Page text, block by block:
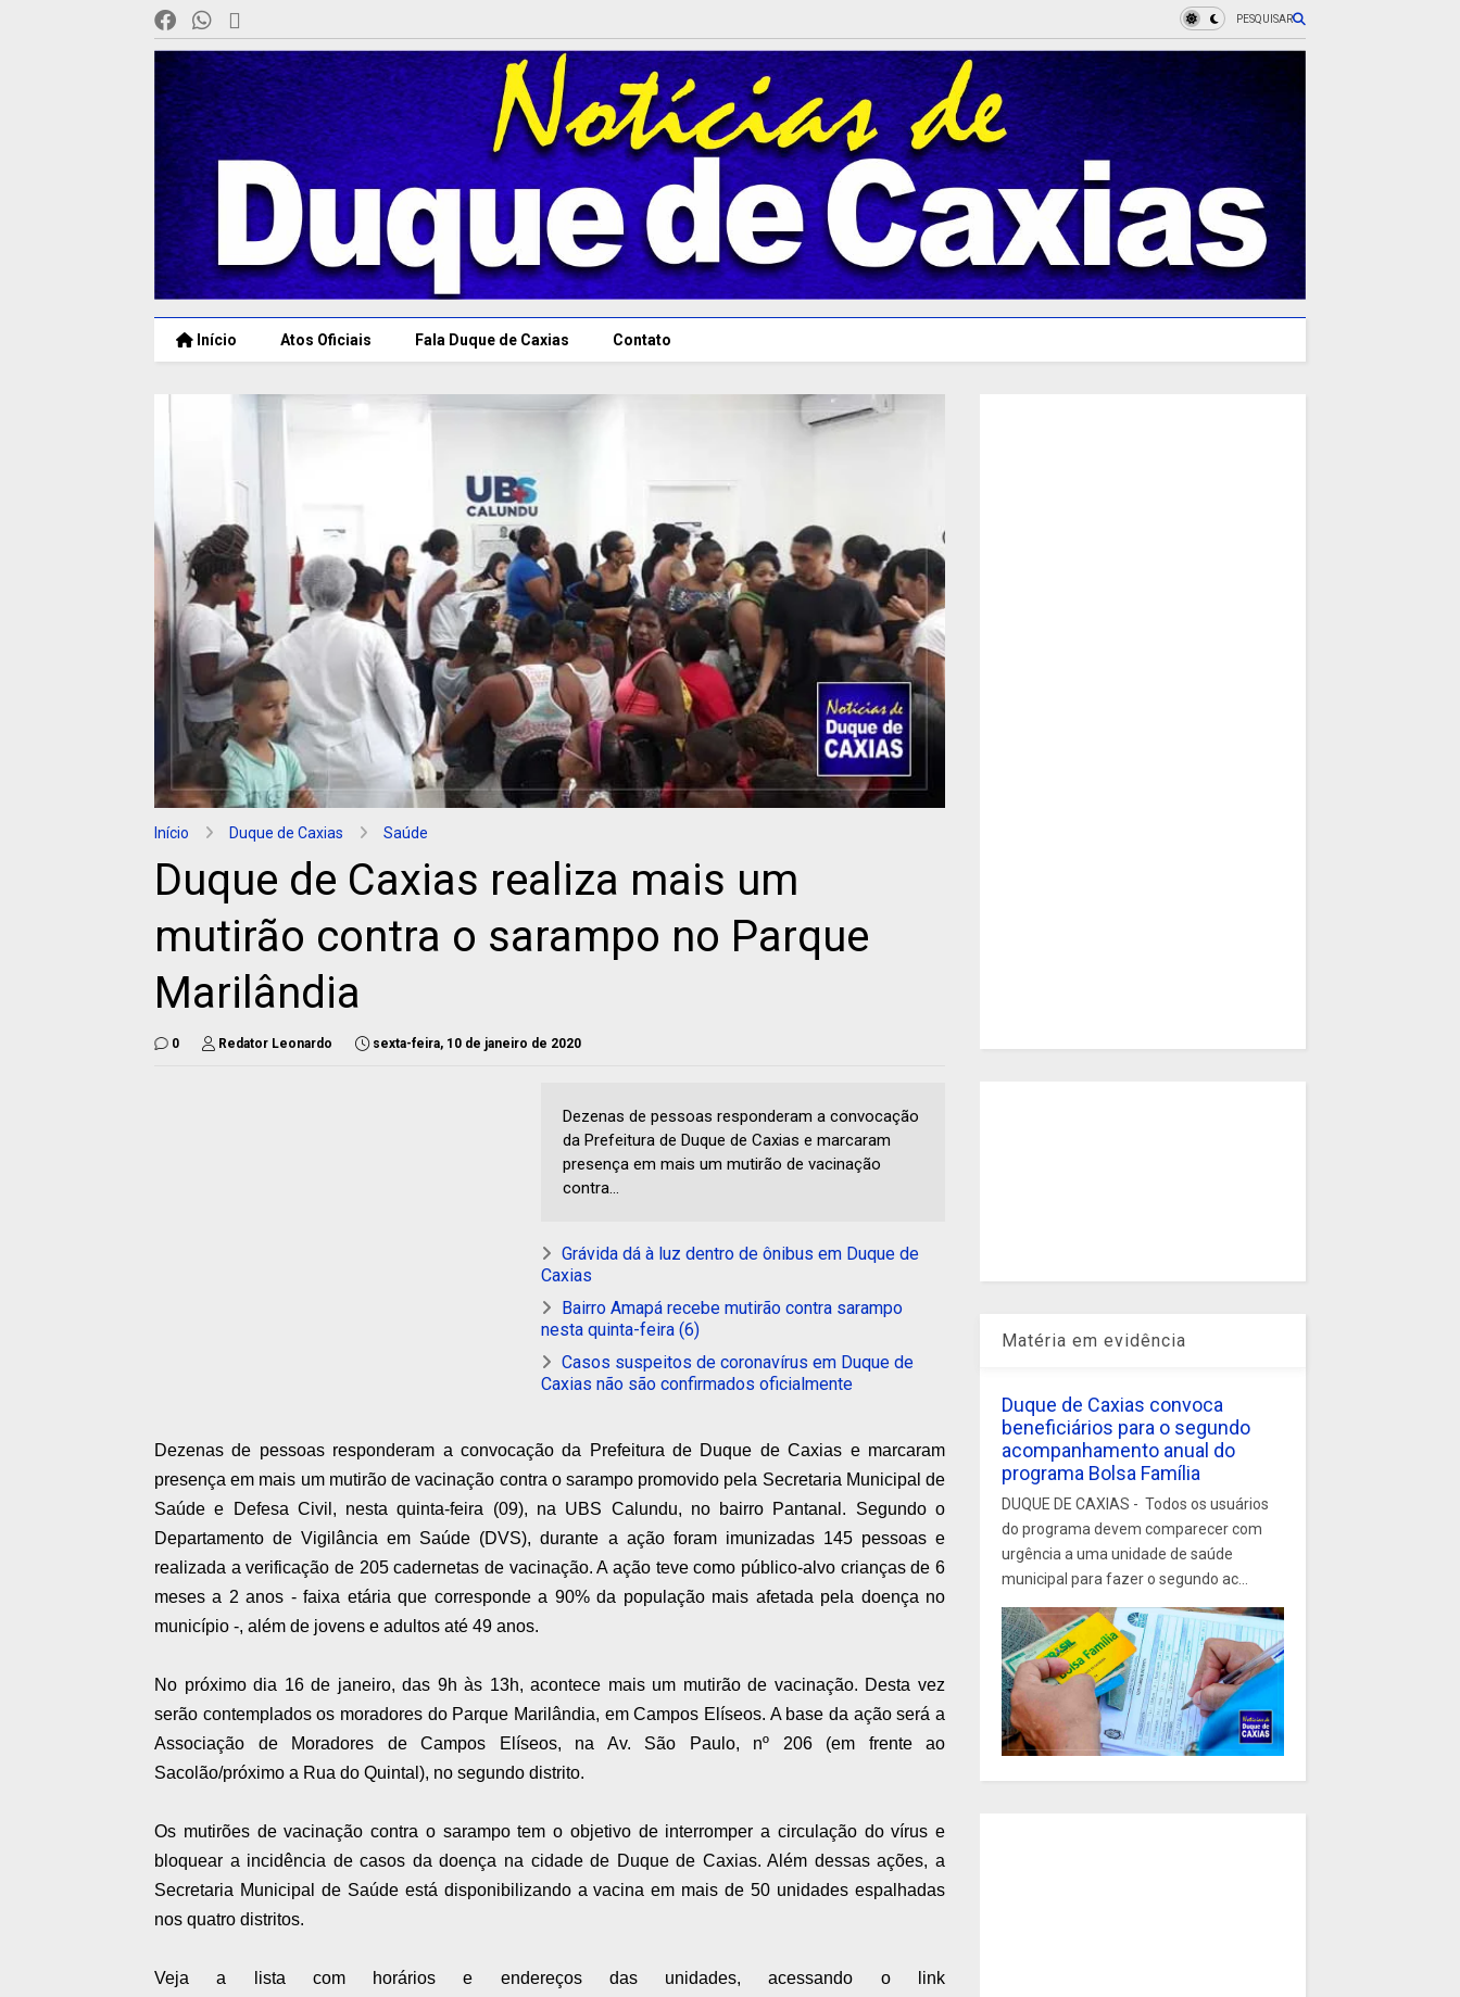
PESQUISAR
Início Atos Oficiais Fala Duque de Caxias Contato
Início Duque de Caxias Saúde
Duque de Caxias realiza mais um
mutirão contra o sarampo no Parque
Marilândia
0 Redator Leonardo sexta-feira, 10 de janeiro de 2020
Dezenas de pessoas responderam a convocação
da Prefeitura de Duque de Caxias e marcaram
presença em mais um mutirão de vacinação
contra...
Grávida dá à luz dentro de ônibus em Duque de
Caxias
Bairro Amapá recebe mutirão contra sarampo
nesta quinta-feira (6)
Casos suspeitos de coronavírus em Duque de
Caxias não são confirmados oficialmente
Dezenas de pessoas responderam a convocação da Prefeitura de Duque de Caxias e marcaram
presença em mais um mutirão de vacinação contra o sarampo promovido pela Secretaria Municipal de
Saúde e Defesa Civil, nesta quinta-feira (09), na UBS Calundu, no bairro Pantanal. Segundo o
Departamento de Vigilância em Saúde (DVS), durante a ação foram imunizadas 145 pessoas e
realizada a verificação de 205 cadernetas de vacinação. A ação teve como público-alvo crianças de 6
meses a 2 anos - faixa etária que corresponde a 90% da população mais afetada pela doença no
município -, além de jovens e adultos até 49 anos.
No próximo dia 16 de janeiro, das 9h às 13h, acontece mais um mutirão de vacinação. Desta vez
serão contemplados os moradores do Parque Marilândia, em Campos Elíseos. A base da ação será a
Associação de Moradores de Campos Elíseos, na Av. São Paulo, nº 206 (em frente ao
Sacolão/próximo a Rua do Quintal), no segundo distrito.
Os mutirões de vacinação contra o sarampo tem o objetivo de interromper a circulação do vírus e
bloquear a incidência de casos da doença na cidade de Duque de Caxias. Além dessas ações, a
Secretaria Municipal de Saúde está disponibilizando a vacina em mais de 50 unidades espalhadas
nos quatro distritos.
Veja a lista com horários e endereços das unidades, acessando o link
Matéria em evidência
Duque de Caxias convoca
beneficiários para o segundo
acompanhamento anual do
programa Bolsa Família
DUQUE DE CAXIAS - Todos os usuários
do programa devem comparecer com
urgência a uma unidade de saúde
municipal para fazer o segundo ac...